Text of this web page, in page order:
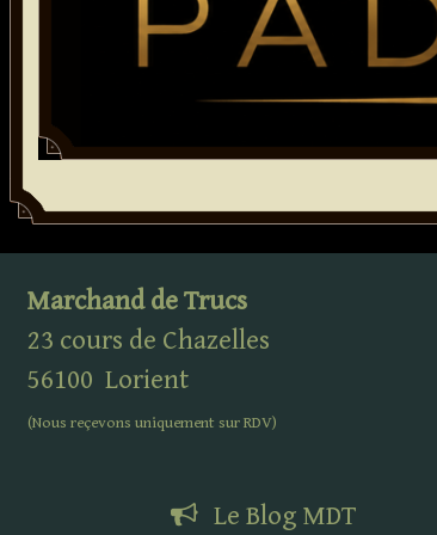
Marchand de Trucs
23 cours de Chazelles
56100 Lorient
(Nous reçevons uniquement surRDV)
Le Blog MDT